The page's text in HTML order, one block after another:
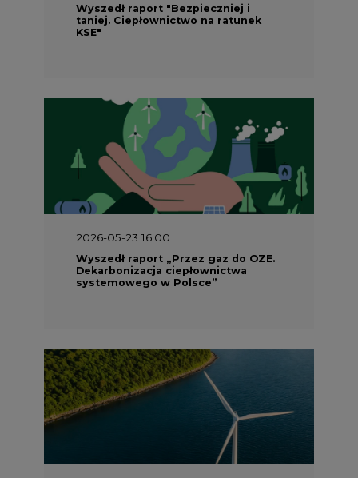
Wyszedł raport "Bezpieczniej i
taniej. Ciepłownictwo na ratunek
KSE"
2026-05-23 16:00
Wyszedł raport „Przez gaz do OZE.
Dekarbonizacja ciepłownictwa
systemowego w Polsce”